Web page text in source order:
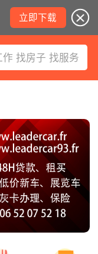
立即下载
作 找房子 找服务